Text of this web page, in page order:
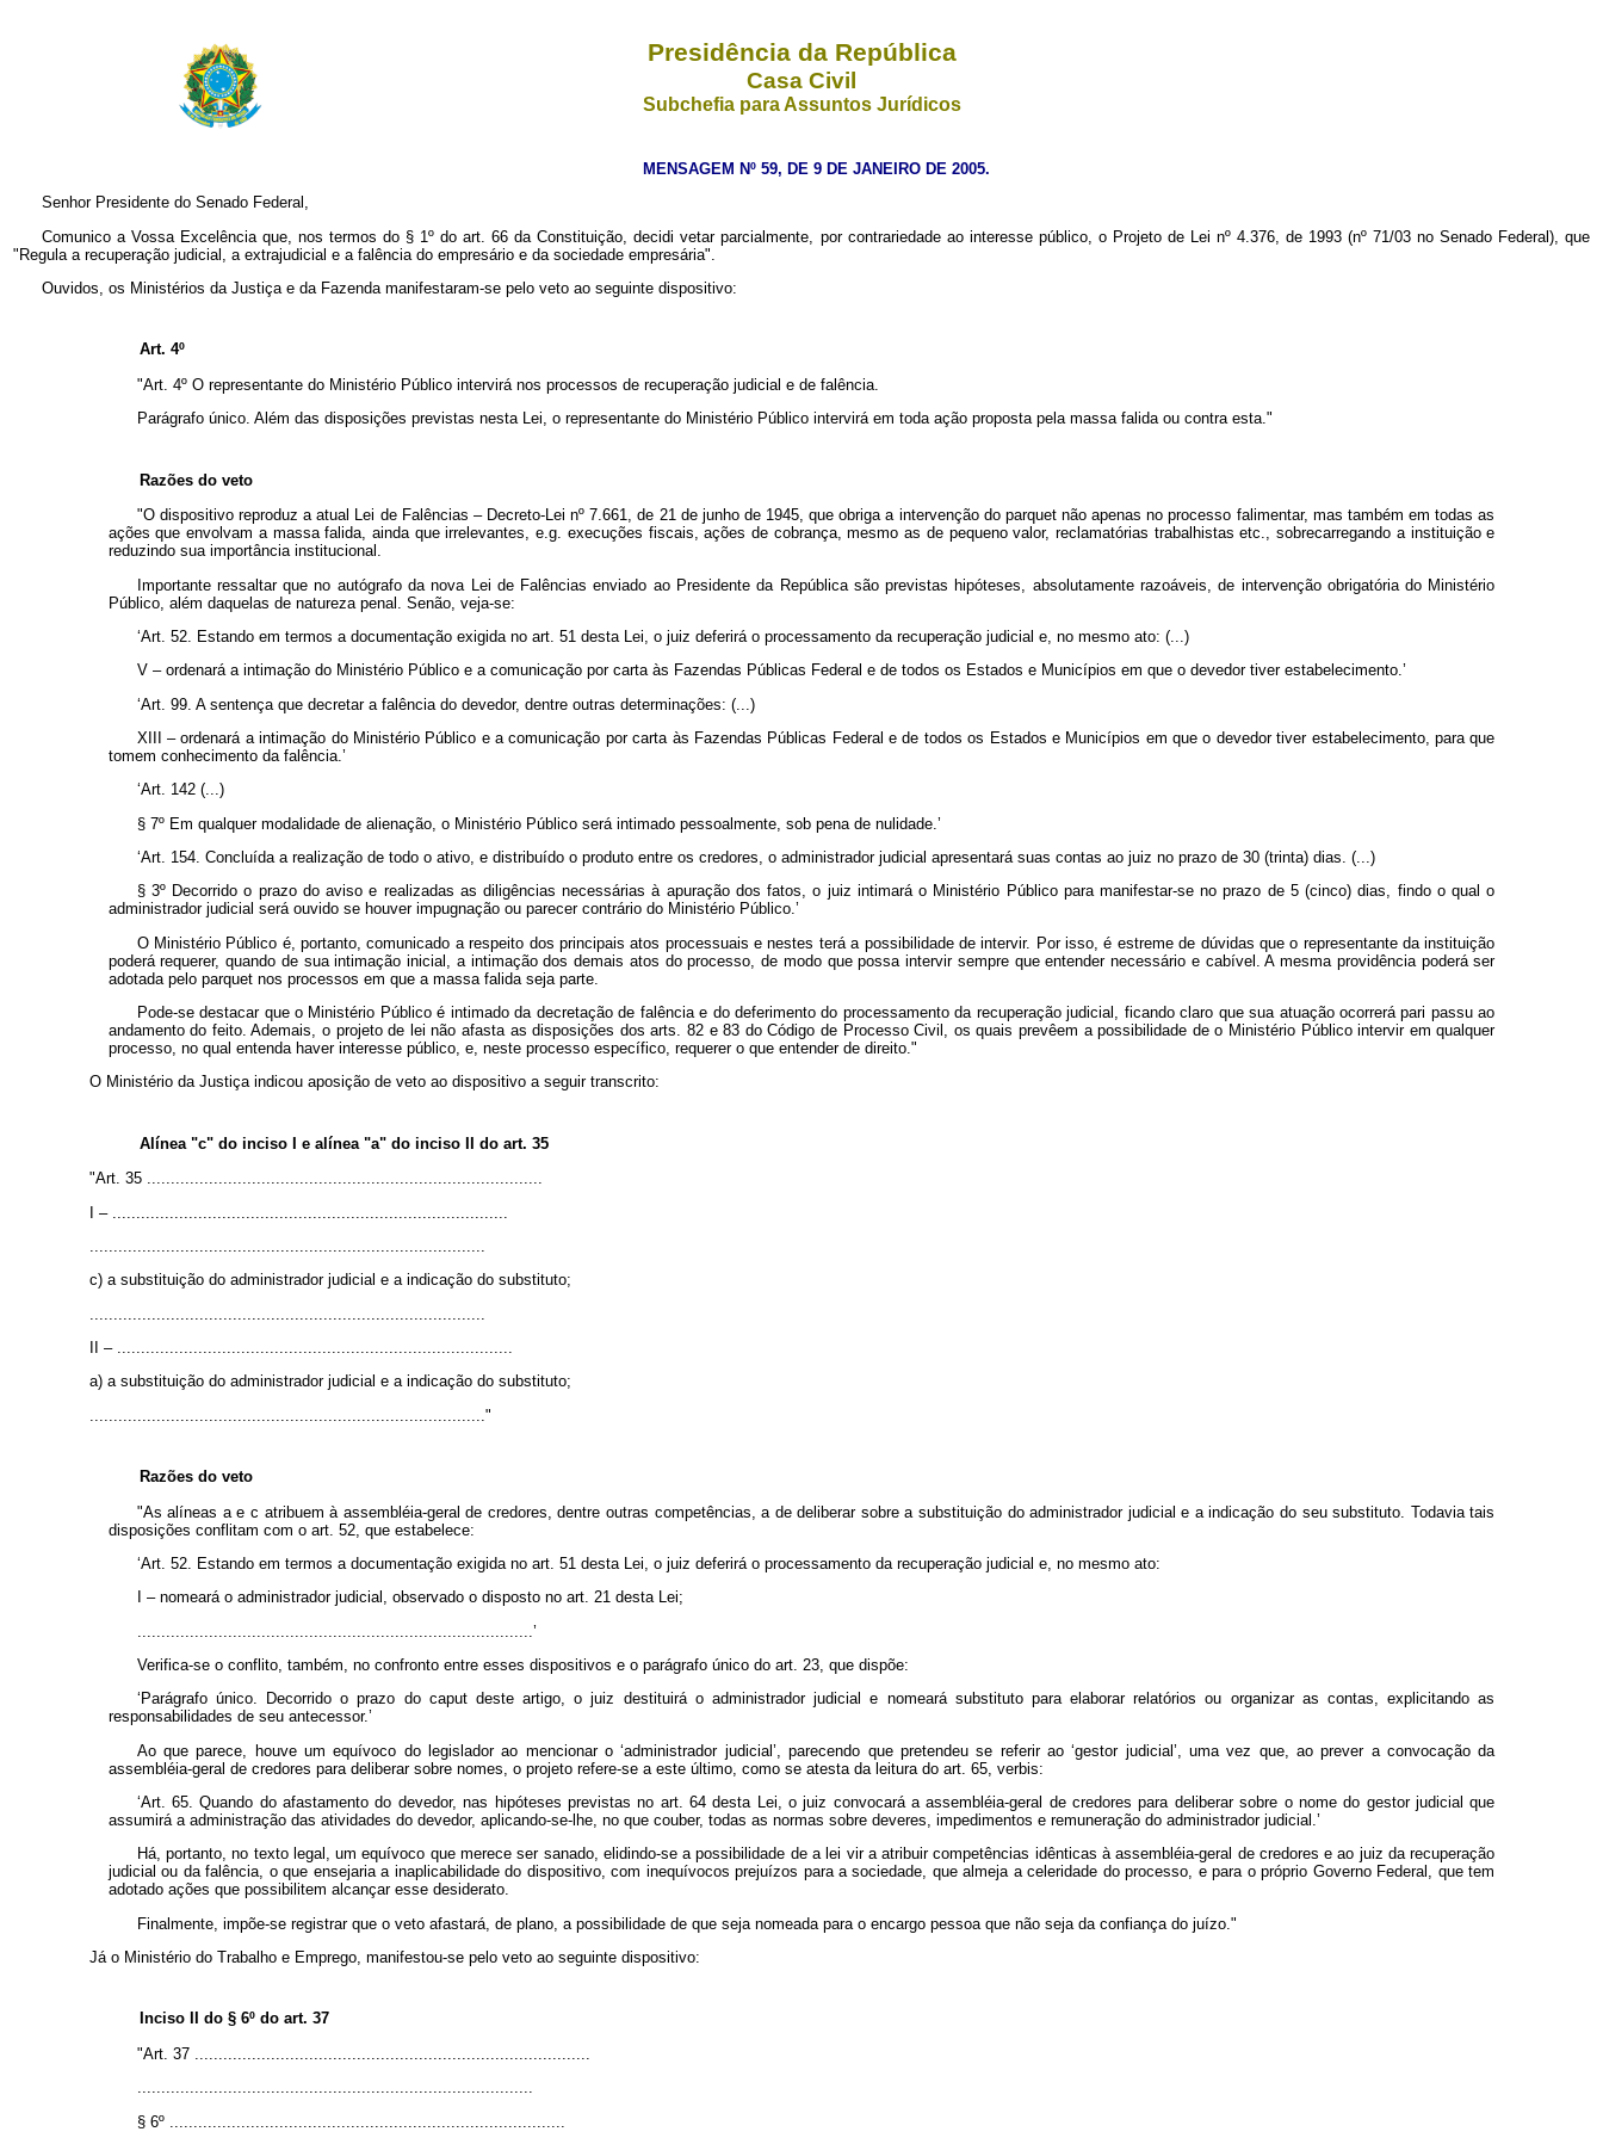
Presidência da República
Casa Civil
Subchefia para Assuntos Jurídicos
MENSAGEM Nº 59, DE 9 DE JANEIRO DE 2005.
Senhor Presidente do Senado Federal,
Comunico a Vossa Excelência que, nos termos do § 1º do art. 66 da Constituição, decidi vetar parcialmente, por contrariedade ao interesse público, o Projeto de Lei nº 4.376, de 1993 (nº 71/03 no Senado Federal), que
"Regula a recuperação judicial, a extrajudicial e a falência do empresário e da sociedade empresária".
Ouvidos, os Ministérios da Justiça e da Fazenda manifestaram-se pelo veto ao seguinte dispositivo:
Art. 4º
"Art. 4º O representante do Ministério Público intervirá nos processos de recuperação judicial e de falência.
Parágrafo único. Além das disposições previstas nesta Lei, o representante do Ministério Público intervirá em toda ação proposta pela massa falida ou contra esta."
Razões do veto
"O dispositivo reproduz a atual Lei de Falências – Decreto-Lei nº 7.661, de 21 de junho de 1945, que obriga a intervenção do parquet não apenas no processo falimentar, mas também em todas as
ações que envolvam a massa falida, ainda que irrelevantes, e.g. execuções fiscais, ações de cobrança, mesmo as de pequeno valor, reclamatórias trabalhistas etc., sobrecarregando a instituição e
reduzindo sua importância institucional.
Importante ressaltar que no autógrafo da nova Lei de Falências enviado ao Presidente da República são previstas hipóteses, absolutamente razoáveis, de intervenção obrigatória do Ministério
Público, além daquelas de natureza penal. Senão, veja-se:
‘Art. 52. Estando em termos a documentação exigida no art. 51 desta Lei, o juiz deferirá o processamento da recuperação judicial e, no mesmo ato: (...)
V – ordenará a intimação do Ministério Público e a comunicação por carta às Fazendas Públicas Federal e de todos os Estados e Municípios em que o devedor tiver estabelecimento.’
‘Art. 99. A sentença que decretar a falência do devedor, dentre outras determinações: (...)
XIII – ordenará a intimação do Ministério Público e a comunicação por carta às Fazendas Públicas Federal e de todos os Estados e Municípios em que o devedor tiver estabelecimento, para que
tomem conhecimento da falência.’
‘Art. 142 (...)
§ 7º Em qualquer modalidade de alienação, o Ministério Público será intimado pessoalmente, sob pena de nulidade.’
‘Art. 154. Concluída a realização de todo o ativo, e distribuído o produto entre os credores, o administrador judicial apresentará suas contas ao juiz no prazo de 30 (trinta) dias. (...)
§ 3º Decorrido o prazo do aviso e realizadas as diligências necessárias à apuração dos fatos, o juiz intimará o Ministério Público para manifestar-se no prazo de 5 (cinco) dias, findo o qual o
administrador judicial será ouvido se houver impugnação ou parecer contrário do Ministério Público.’
O Ministério Público é, portanto, comunicado a respeito dos principais atos processuais e nestes terá a possibilidade de intervir. Por isso, é estreme de dúvidas que o representante da instituição
poderá requerer, quando de sua intimação inicial, a intimação dos demais atos do processo, de modo que possa intervir sempre que entender necessário e cabível. A mesma providência poderá ser
adotada pelo parquet nos processos em que a massa falida seja parte.
Pode-se destacar que o Ministério Público é intimado da decretação de falência e do deferimento do processamento da recuperação judicial, ficando claro que sua atuação ocorrerá pari passu ao
andamento do feito. Ademais, o projeto de lei não afasta as disposições dos arts. 82 e 83 do Código de Processo Civil, os quais prevêem a possibilidade de o Ministério Público intervir em qualquer
processo, no qual entenda haver interesse público, e, neste processo específico, requerer o que entender de direito."
O Ministério da Justiça indicou aposição de veto ao dispositivo a seguir transcrito:
Alínea "c" do inciso I e alínea "a" do inciso II do art. 35
"Art. 35 ...................................................................................
I – ...................................................................................
...................................................................................
c) a substituição do administrador judicial e a indicação do substituto;
II – ...................................................................................
a) a substituição do administrador judicial e a indicação do substituto;
..................................................................................."
Razões do veto
"As alíneas a e c atribuem à assembléia-geral de credores, dentre outras competências, a de deliberar sobre a substituição do administrador judicial e a indicação do seu substituto. Todavia tais
disposições conflitam com o art. 52, que estabelece:
‘Art. 52. Estando em termos a documentação exigida no art. 51 desta Lei, o juiz deferirá o processamento da recuperação judicial e, no mesmo ato:
I – nomeará o administrador judicial, observado o disposto no art. 21 desta Lei;
...................................................................................’
Verifica-se o conflito, também, no confronto entre esses dispositivos e o parágrafo único do art. 23, que dispõe:
‘Parágrafo único. Decorrido o prazo do caput deste artigo, o juiz destituirá o administrador judicial e nomeará substituto para elaborar relatórios ou organizar as contas, explicitando as
responsabilidades de seu antecessor.’
Ao que parece, houve um equívoco do legislador ao mencionar o ‘administrador judicial’, parecendo que pretendeu se referir ao ‘gestor judicial’, uma vez que, ao prever a convocação da
assembléia-geral de credores para deliberar sobre nomes, o projeto refere-se a este último, como se atesta da leitura do art. 65, verbis:
‘Art. 65. Quando do afastamento do devedor, nas hipóteses previstas no art. 64 desta Lei, o juiz convocará a assembléia-geral de credores para deliberar sobre o nome do gestor judicial que
assumirá a administração das atividades do devedor, aplicando-se-lhe, no que couber, todas as normas sobre deveres, impedimentos e remuneração do administrador judicial.’
Há, portanto, no texto legal, um equívoco que merece ser sanado, elidindo-se a possibilidade de a lei vir a atribuir competências idênticas à assembléia-geral de credores e ao juiz da recuperação
judicial ou da falência, o que ensejaria a inaplicabilidade do dispositivo, com inequívocos prejuízos para a sociedade, que almeja a celeridade do processo, e para o próprio Governo Federal, que tem
adotado ações que possibilitem alcançar esse desiderato.
Finalmente, impõe-se registrar que o veto afastará, de plano, a possibilidade de que seja nomeada para o encargo pessoa que não seja da confiança do juízo."
Já o Ministério do Trabalho e Emprego, manifestou-se pelo veto ao seguinte dispositivo:
Inciso II do § 6º do art. 37
"Art. 37 ...................................................................................
...................................................................................
§ 6º ...................................................................................